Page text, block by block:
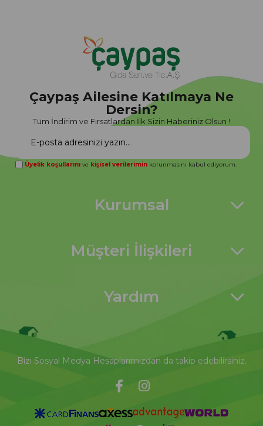
Çaypaş Ailesine Katılmaya Ne
Dersin?
Tüm İndirim ve Fırsatlardan İlk Sizin Haberiniz Olsun !
Üyelik koşullarını ve kişisel verilerimin korunmasını kabul ediyorum.
Kurumsal
Müşteri İlişkileri
Yardım
Bizi Sosyal Medya Hesaplarımızdan da takip edebilirsiniz.